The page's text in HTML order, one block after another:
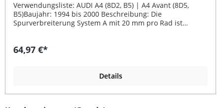
Verwendungsliste: AUDI A4 (8D2, B5) | A4 Avant (8D5,
B5)Baujahr: 1994 bis 2000 Beschreibung: Die
Spurverbreiterung System A mit 20 mm pro Rad ist
Verwendung findet, garantiert sie höchste Stabilität und
Planparallelität von unter 0,1 mm und sorgt somit für
Spurverbreiterung erweitert die Fahrzeugspur um
64,97 €*
Details